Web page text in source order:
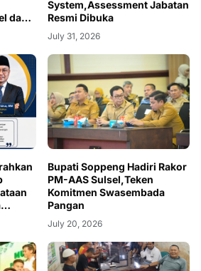
dan
System,Assessment Jabatan
Resmi Dibuka
July 31, 2026
Bupati Soppeng Hadiri Rakor
PM-AAS Sulsel,Teken
Komitmen Swasembada
Pangan
July 20, 2026